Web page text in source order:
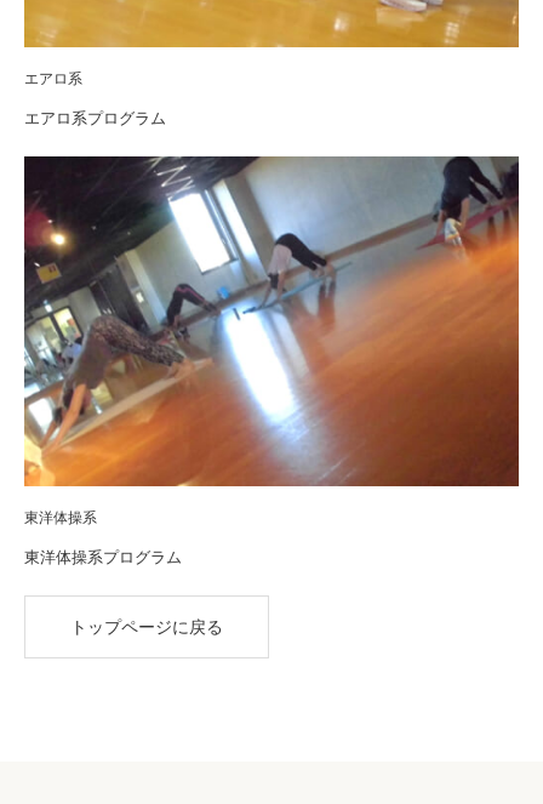
エアロ系
エアロ系プログラム
東洋体操系
東洋体操系プログラム
トップページに戻る